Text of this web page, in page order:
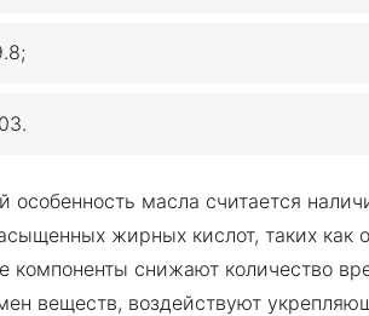
особенность масла считается
жирных кислот, таких как
компоненты снижают количество
веществ, воздействуют